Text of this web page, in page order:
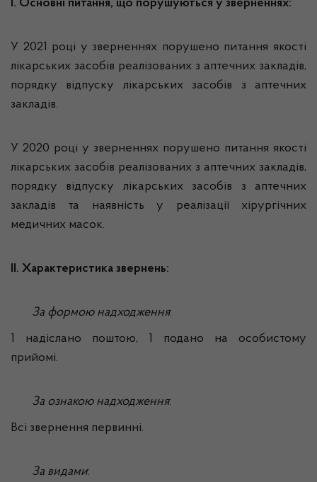
І. Основні питання, що порушуються у зверненнях:
У 2021 році у зверненнях порушено питання якості
лікарських засобів реалізованих з аптечних закладів,
порядку відпуску лікарських засобів з аптечних
закладів.
У 2020 році у зверненнях порушено питання якості
лікарських засобів реалізованих з аптечних закладів,
порядку відпуску лікарських засобів з аптечних
закладів та наявність у реалізації хірургічних
медичних масок.
ІІ. Характеристика звернень:
За формою надходження:
1 надіслано поштою, 1 подано на особистому
прийомі.
За ознакою надходження:
Всі звернення первинні.
За видами: